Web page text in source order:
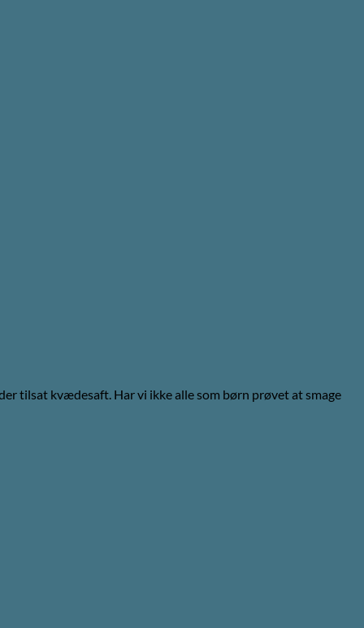
tilsat kvædesaft. Har vi ikke alle som børn prøvet at smage